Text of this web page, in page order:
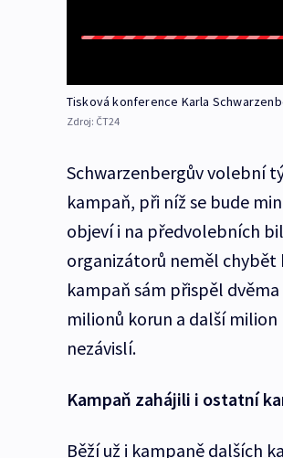
Tisková konference Karla
Zdroj: ČT24
Schwarzenbergův volební
kampaň, při níž se bude
objeví i na předvolebních
organizátorů neměl chybět
kampaň sám přispěl
milionů korun a další
nezávislí.
Kampaň zahájili i ostatní
Běží už i kampaně dalších